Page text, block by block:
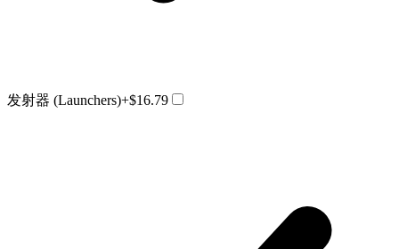
发射器 (Launchers)+$16.79